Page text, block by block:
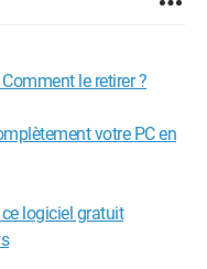
le retirer ?
votre PC en
logiciel gratuit